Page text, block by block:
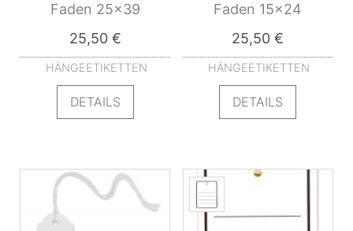
Faden 25×39
25,50 €
HÄNGEETIKETTEN
DETAILS
Faden 15×24
25,50€
HÄNGEETIKETTEN
DETAILS